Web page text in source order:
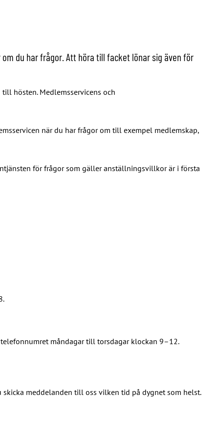
du har frågor. Att höra till facket lönar sig även för
hösten. Medlemsservicens och
när du har frågor om till exempel medlemskap,
för frågor som gäller anställningsvillkor är i första
måndagar till torsdagar klockan 9–12.
meddelanden till oss vilken tid på dygnet som helst.